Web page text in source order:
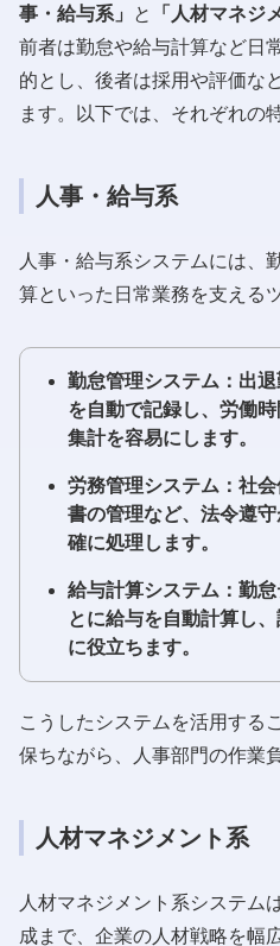
事・給与系」
と 「人材マネジ
前者は勤怠や給与計算など日
的とし、後者は採用や評価な
ます。以下では、それぞれの
人事・給与系
人事・給与系システムには、
算といった日常業務を支える
勤怠管理システム：出
を自動で記録し、労働
集計を容易にします。
労務管理システム：社
書の管理など、法令遵
確に処理します。
給与計算システム：勤
とに給与を自動計算し
に役立ちます。
こうしたシステムを活用する
保ちながら、人事部門の作業
人材マネジメント系
人材マネジメント系システム
成まで、企業の人材戦略を幅